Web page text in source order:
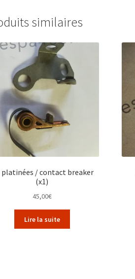
similaires
platinées / contact breaker
(x1)
45,00€
Lire la suite